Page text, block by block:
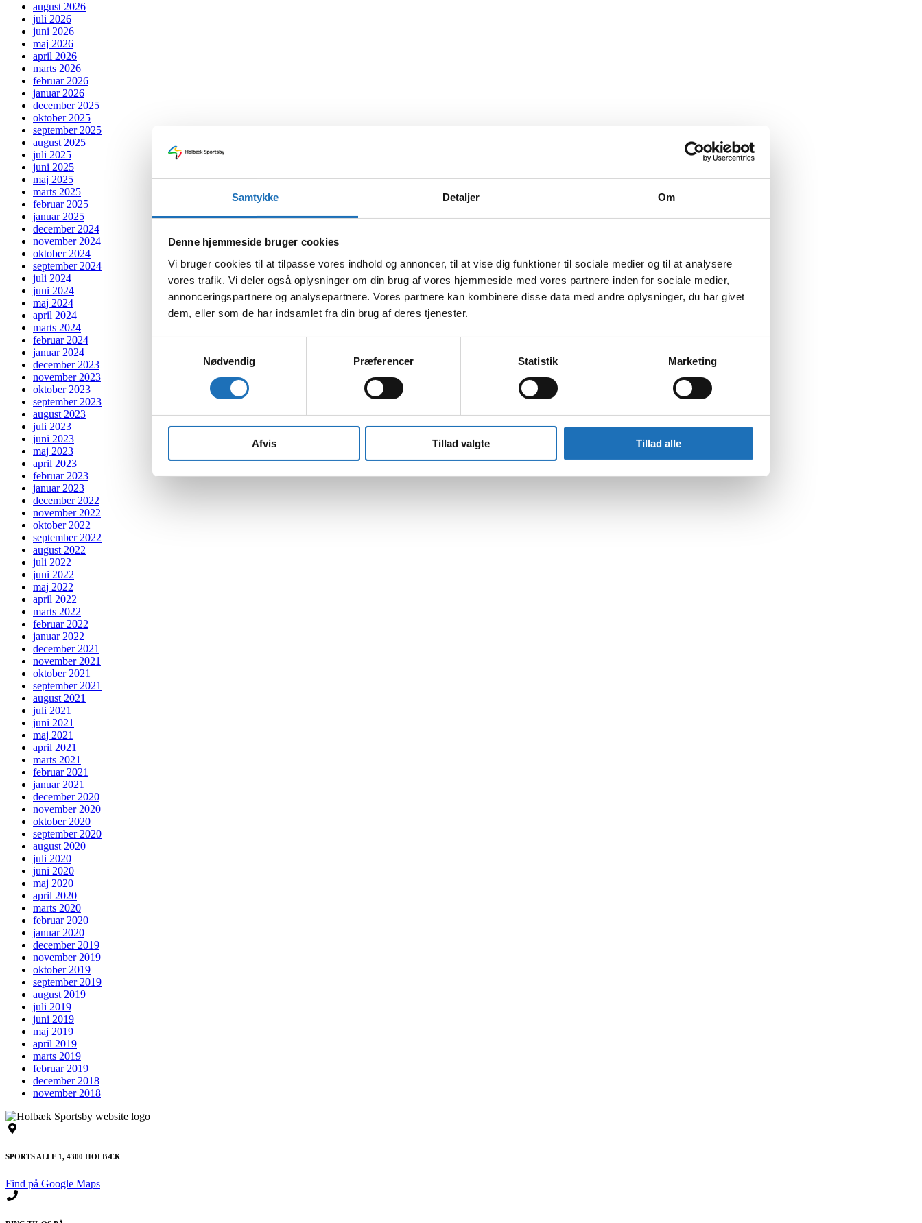
Samtykke Detaljer Om
Denne hjemmeside bruger cookies
Vi bruger cookies til at tilpasse vores indhold og annoncer, til at vise dig funktioner til sociale medier og til at analysere
vores trafik. Vi deler også oplysninger om din brug af vores hjemmeside med vores partnere inden for sociale medier,
annonceringspartnere og analysepartnere. Vores partnere kan kombinere disse data med andre oplysninger, du har givet
dem, eller som de har indsamlet fra din brug af deres tjenester.
Nødvendig
Præferencer Statistik Marketing
Afvis Tillad valgte Tillad alle
august 2026
juli 2026
juni 2026
maj 2026
april 2026
marts 2026
februar 2026
januar 2026
december 2025
oktober 2025
september 2025
august 2025
juli 2025
juni 2025
maj 2025
marts 2025
februar 2025
januar 2025
december 2024
november 2024
oktober 2024
september 2024
juli 2024
juni 2024
maj 2024
april 2024
marts 2024
februar 2024
januar 2024
december 2023
november 2023
oktober 2023
september 2023
august 2023
juli 2023
juni 2023
maj 2023
april 2023
februar 2023
januar 2023
december 2022
november 2022
oktober 2022
september 2022
august 2022
juli 2022
juni 2022
maj 2022
april 2022
marts 2022
februar 2022
januar 2022
december 2021
november 2021
oktober 2021
september 2021
august 2021
juli 2021
juni 2021
maj 2021
april 2021
marts 2021
februar 2021
januar 2021
december 2020
november 2020
oktober 2020
september 2020
august 2020
juli 2020
juni 2020
maj 2020
april 2020
marts 2020
februar 2020
januar 2020
december 2019
november 2019
oktober 2019
september 2019
august 2019
juli 2019
juni 2019
maj 2019
april 2019
marts 2019
februar 2019
december 2018
november 2018
SPORTS ALLE 1, 4300 HOLBÆK
Find på Google Maps